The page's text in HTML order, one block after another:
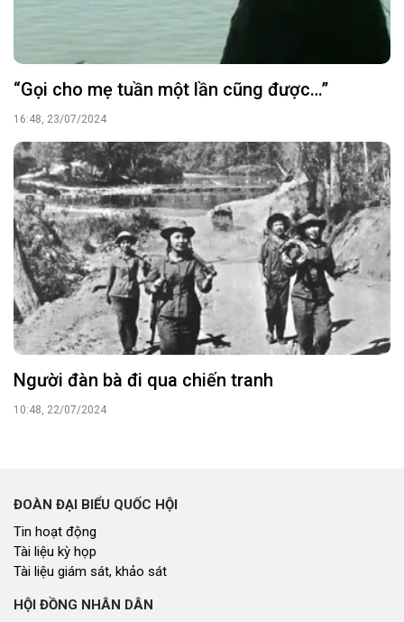
“Gọi cho mẹ tuần một lần cũng được…”
16:48, 23/07/2024
Người đàn bà đi qua chiến tranh
10:48, 22/07/2024
ĐOÀN ĐẠI BIỂU QUỐC HỘI
Tin hoạt động
Tài liệu kỳ họp
Tài liệu giám sát, khảo sát
HỘI ĐỒNG NHÂN DÂN